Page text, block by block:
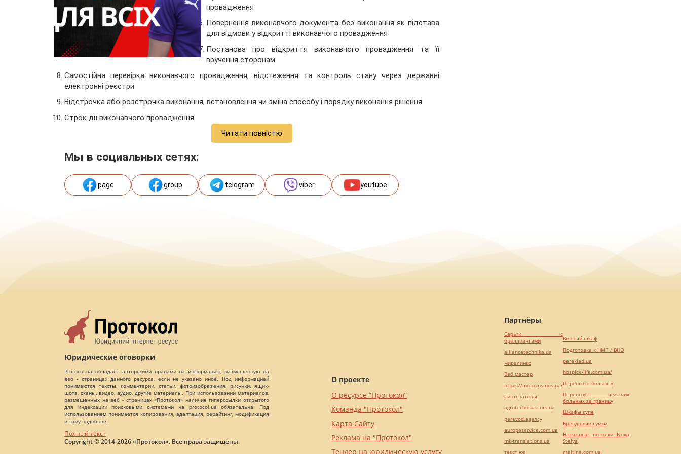
провадження
Повернення виконавчого документа без виконання як підстава
для відмови у відкритті виконавчого провадження
Постанова про відкриття виконавчого провадження та її
вручення сторонам
Самостійна перевірка виконавчого провадження, відстеження та контроль стану через державні
електронні реєстри
Відстрочка або розстрочка виконання, встановлення чи зміна способу і порядку виконання рішення
Строк дії виконавчого провадження
Читати повністю
Мы в социальных сетях:
page group telegram viber youtube
Юридические оговорки
Protocol.ua обладает авторскими правами на информацию, размещенную на
веб - страницах данного ресурса, если не указано иное. Под информацией
понимаются тексты, комментарии, статьи, фотоизображения, рисунки, ящик-
шота, сканы, видео, аудио, другие материалы. При использовании материалов,
размещенных на веб - страницах «Протокол» наличие гиперссылки открытого
для индексации поисковыми системами на protocol.ua обязательна. Под
использованием понимается копирования, адаптация, рерайтинг, модификация
и тому подобное.
Полный текст
Copyright © 2014-2026 «Протокол». Все права защищены.
О проекте
О ресурсе “Протокол”
Команда "Протокол"
Карта Сайту
Реклама на "Протокол"
Тендер на юридическую услугу
Партнёры
Серьги с
бриллиантами
alliancetechnika.ua
миралинкс
Веб мастер
https://motokosmos.ua/
Синтезаторы
agrotechnika.com.ua
perevod.agency
europeservice.com.ua
mk-translations.ua
текст юа
Винный шкаф
Подготовка к НМТ / ВНО
pereklad.ua
hospice-life.com.ua/
Перевозка больных
Перевозка лежачих
больных за границу
Шкафы купе
Брендовые сумки
Натяжные потолки Nova
Stelya
maltina.com.ua